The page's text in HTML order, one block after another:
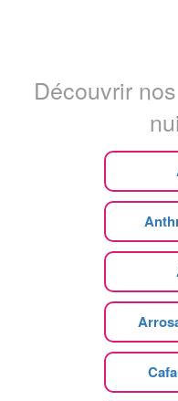
Découvrir